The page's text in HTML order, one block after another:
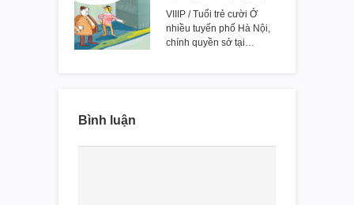
VIIIP / Tuổi trẻ cười Ở
nhiều tuyến phố Hà Nội,
chính quyền sở tại…
Bình luận